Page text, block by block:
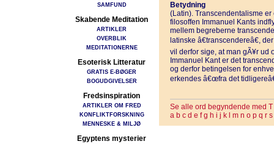
SAMFUND
Skabende Meditation
ARTIKLER
OVERBLIK
MEDITATIONERNE
Esoterisk Litteratur
GRATIS E-BØGER
BOGUDGIVELSER
Fredsinspiration
ARTIKLER OM FRED
KONFLIKTFORSKNING
MENNESKE & MILJØ
Egyptens mysterier
Betydning
(Latin). Transcendentalisme er
filosoffen Immanuel Kants
mellem begreberne
latinske â€transcendereâ€,
vil derfor sige, at man gÃ¥r ud
Immanuel Kant er det
og derfor betingelsen for
erkendes â€œfra det
Se alle ord begyndende med T
a b c d e f g h i j k m n o p q r s